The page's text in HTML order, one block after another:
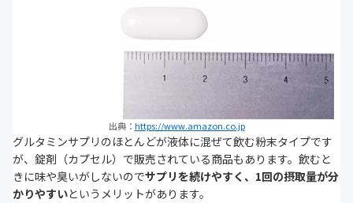
出典： https://www.amazon.co.jp
グルタミンサプリのほとんどが液体に混ぜて飲む粉末タイプです
が、錠剤（カプセル）で販売されている商品もあります。飲むと
きに味や臭いがしないのでサプリを続けやすく、1回の摂取量が分
かりやすいというメリットがあります。